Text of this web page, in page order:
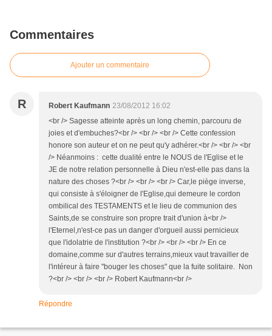
Commentaires
Ajouter un commentaire
R Robert Kaufmann 23/08/2012 16:02
<br /> Sagesse atteinte après un long chemin, parcouru de
joies et d'embuches?<br /> <br /> <br /> Cette confession
honore son auteur et on ne peut qu'y adhérer.<br /> <br /> <br
/> Néanmoins : cette dualité entre le NOUS de l'Eglise et le
JE de notre relation personnelle à Dieu n'est-elle pas dans la
nature des choses ?<br /> <br /> <br /> Car,le piège inverse,
qui consiste à s'éloigner de l'Eglise,qui demeure le cordon
ombilical des TESTAMENTS et le lieu de communion des
Saints,de se construire son propre trait d'union à<br />
l'Eternel,n'est-ce pas un danger d'orgueil aussi pernicieux
que l'idolatrie de l'institution ?<br /> <br /> <br /> En ce
domaine,comme sur d'autres terrains,mieux vaut travailler de
l'intéreur à faire "bouger les choses" que la fuite solitaire. Non
?<br /> <br /> <br /> Robert Kaufmann<br />
Répondre